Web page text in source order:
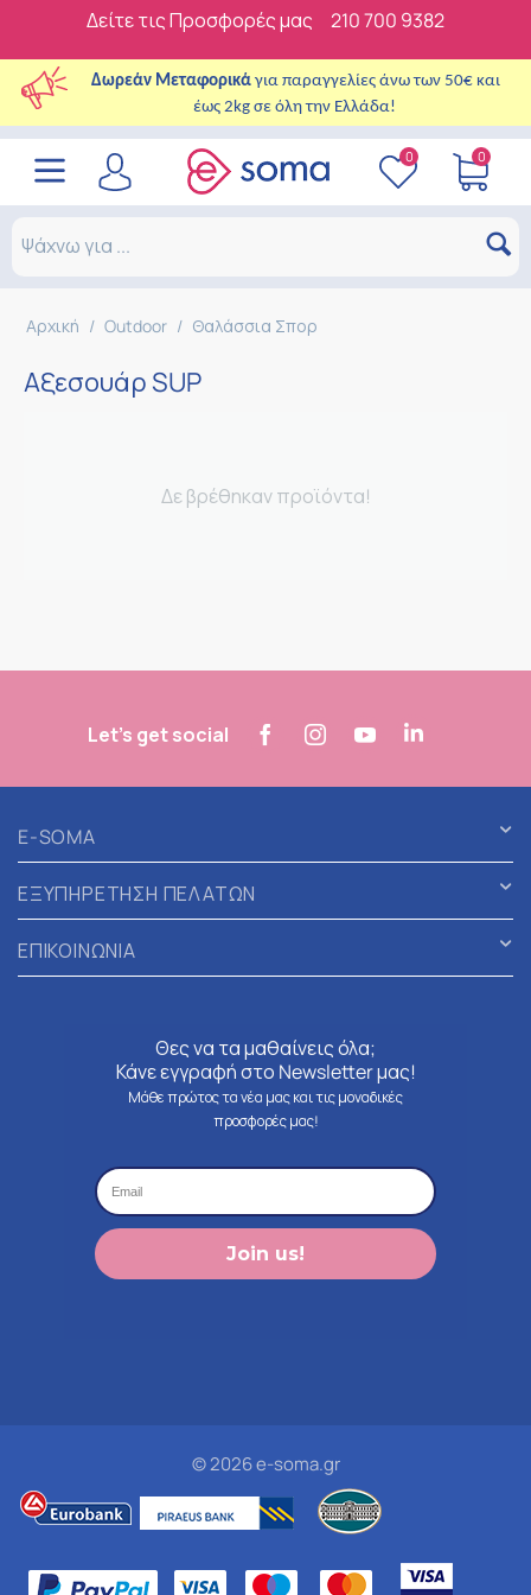
Δείτε τις Προσφορές μας 210 700 9382
Δωρεάν Μεταφορικά για παραγγελίες άνω των 50€ και
έως 2kg σε όλη την Ελλάδα!
0 0
Αρχική / Outdoor / Θαλάσσια Σπορ
Αξεσουάρ SUP
Δε βρέθηκαν προϊόντα!
Let's get social
E-SOMA
ΕΞΥΠΗΡΕΤΗΣΗ ΠΕΛΑΤΩΝ
ΕΠΙΚΟΙΝΩΝΙΑ
Θες να τα μαθαίνεις όλα;
Κάνε εγγραφή στο Newsletter μας!
Μάθε πρώτος τα νέα μας και τις μοναδικές
προσφορές μας!
Join us!
© 2026 e-soma.gr